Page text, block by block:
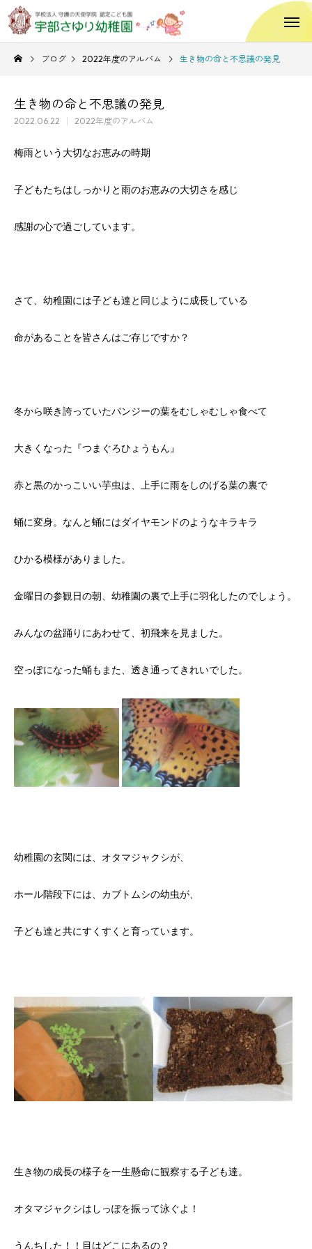
ブログ 2022年度のアルバム 生き物の命と不思議の発見
生き物の命と不思議の発見
2022.06.22 2022年度のアルバム
梅雨という大切なお恵みの時期
子どもたちはしっかりと雨のお恵みの大切さを感じ
感謝の心で過ごしています。
さて、幼稚園には子ども達と同じように成長している
命があることを皆さんはご存じですか？
冬から咲き誇っていたパンジーの葉をむしゃむしゃ食べて
大きくなった『つまぐろひょうもん』
赤と黒のかっこいい芋虫は、上手に雨をしのげる葉の裏で
蛹に変身。なんと蛹にはダイヤモンドのようなキラキラ
ひかる模様がありました。
金曜日の参観日の朝、幼稚園の裏で上手に羽化したのでしょう。
みんなの盆踊りにあわせて、初飛来を見ました。
空っぽになった蛹もまた、透き通ってきれいでした。
幼稚園の玄関には、オタマジャクシが、
ホール階段下には、カブトムシの幼虫が、
子ども達と共にすくすくと育っています。
生き物の成長の様子を一生懸命に観察する子ども達。
オタマジャクシはしっぽを振って泳ぐよ！
うんちした！！目はどこにあるの？